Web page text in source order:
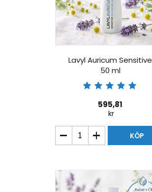
Lavyl Auricum Sensitive
50 ml
595,81
kr
KÖP